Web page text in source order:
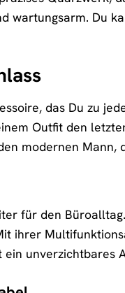
wartungsarm. Du
das Du zu
Outfit den
modernen
für den
ihrer
unverzichtbares